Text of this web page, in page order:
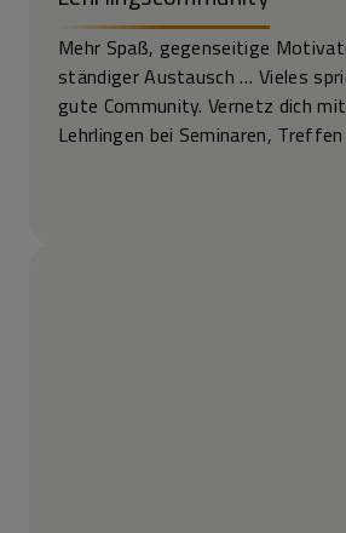
Mehr Spaß, gegenseitige
ständiger Austausch … Vieles
gute Community. Vernetz dich
Lehrlingen bei Seminaren,